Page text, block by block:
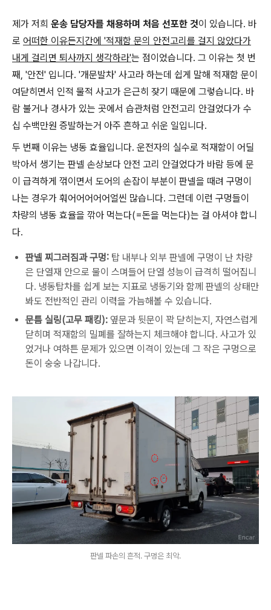
제가 저희 운송 담당자를 채용하며 처음 선포한 것이 있습니다. 바
로 어떠한 이유든지간에 '적재함 문의 안전고리를 걸지 않았다가
내게 걸리면 퇴사까지 생각하라'는 점이었습니다. 그 이유는 첫 번
째, '안전' 입니다. '개문발차' 사고라 하는데 쉽게 말해 적재함 문이
여닫히면서 인적 물적 사고가 은근히 잦기 때문에 그렇습니다. 바
람 불거나 경사가 있는 곳에서 습관처럼 안전고리 안걸었다가 수
십 수백만원 증발하는거 아주 흔하고 쉬운 일입니다.
두 번째 이유는 냉동 효율입니다. 운전자의 실수로 적재함이 어딜
박아서 생기는 판넬 손상보다 안전 고리 안걸었다가 바람 등에 문
이 급격하게 꺾이면서 도어의 손잡이 부분이 판넬을 때려 구멍이
나는 경우가 훠어어어어어얼씬 많습니다. 그런데 이런 구멍들이
차량의 냉동 효율을 깎아 먹는다(=돈을 먹는다)는 걸 아셔야 합니
다.
판넬 찌그러짐과 구멍: 탑 내부나 외부 판넬에 구멍이 난 차량
은 단열재 안으로 물이 스며들어 단열 성능이 급격히 떨어집니
다. 냉동탑차를 쉽게 보는 지표로 냉동기와 함께 판넬의 상태만
봐도 전반적인 관리 이력을 가늠해볼 수 있습니다.
문틈 실링(고무 패킹): 옆문과 뒷문이 꽉 닫히는지, 자연스럽게
닫히며 적재함의 밀폐를 잘하는지 체크해야 합니다. 사고가 있
었거나 여하튼 문제가 있으면 이격이 있는데 그 작은 구멍으로
돈이 숭숭 나갑니다.
판넬 파손의 흔적. 구멍은 최악.